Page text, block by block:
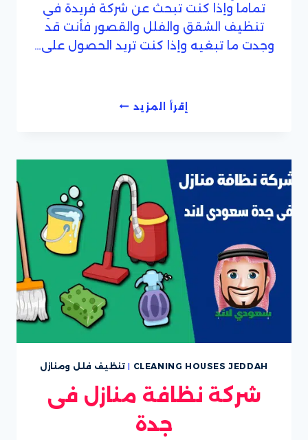
تماما وإذا كنت تبحث عن شركة فريدة في
تنظيف الشقق والفلل والقصور فأنت قد
وجدت ما تبغيه وإذا كنت تريد الحصول على…
إقرأ المزيدشركات
CLEANING HOUSES JEDDAH
| تنظيف فلل ومنازل
شركة نظافة منازل فى
جدة